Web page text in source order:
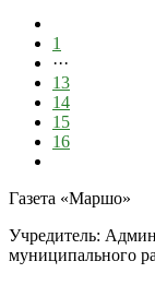
1
···
13
14
15
16
Газета «Маршо»
Учредитель:
муниципального